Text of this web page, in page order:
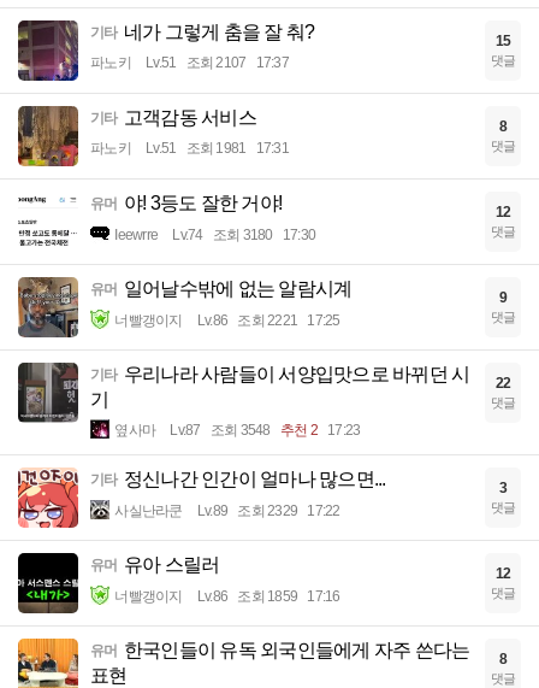
기타 네가 그렇게 춤을 잘 춰?
파노키 Lv.51 조회 2107 17:37
15
댓글
기타 고객감동 서비스
파노키 Lv.51 조회 1981 17:31
8
댓글
유머 야! 3등도 잘한 거야!
Ieewrre Lv.74 조회 3180 17:30
12
댓글
유머 일어날수밖에 없는 알람시계
너빨갱이지 Lv.86 조회 2221 17:25
9
댓글
기타 우리나라 사람들이 서양입맛으로 바뀌던 시
기
옆사마 Lv.87 조회 3548 추천 2 17:23
22
댓글
기타 정신나간 인간이 얼마나 많으면...
사실난라쿤 Lv.89 조회 2329 17:22
3
댓글
유머 유아 스릴러
너빨갱이지 Lv.86 조회 1859 17:16
12
댓글
유머 한국인들이 유독 외국인들에게 자주 쓴다는
표현
8
댓글